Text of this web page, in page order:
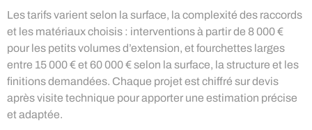
Les tarifs varient selon la surface, la complexité des raccords
et les matériaux choisis : interventions à partir de 8 000 €
pour les petits volumes d’extension, et fourchettes larges
entre 15 000 € et 60 000 € selon la surface, la structure et les
finitions demandées. Chaque projet est chiffré sur devis
après visite technique pour apporter une estimation précise
et adaptée.